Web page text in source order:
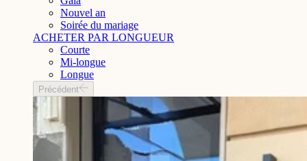
Nouvel an
Soirée du mariage
ACHETER PAR LONGUEUR
Courte
Mi-longue
Longue
Précédent